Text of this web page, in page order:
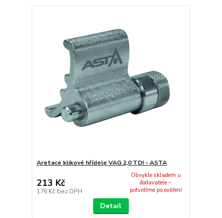
Aretace klikové hřídele VAG 2,0 TDI - ASTA
213 Kč
176 Kč bez DPH
Obvykle skladem u
dodavatele –
potvrdíme po ověření
Detail